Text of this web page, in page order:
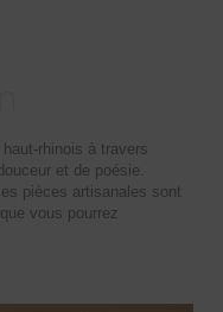
rhinois à travers
et de poésie.
pièces artisanales sont
vous pourrez